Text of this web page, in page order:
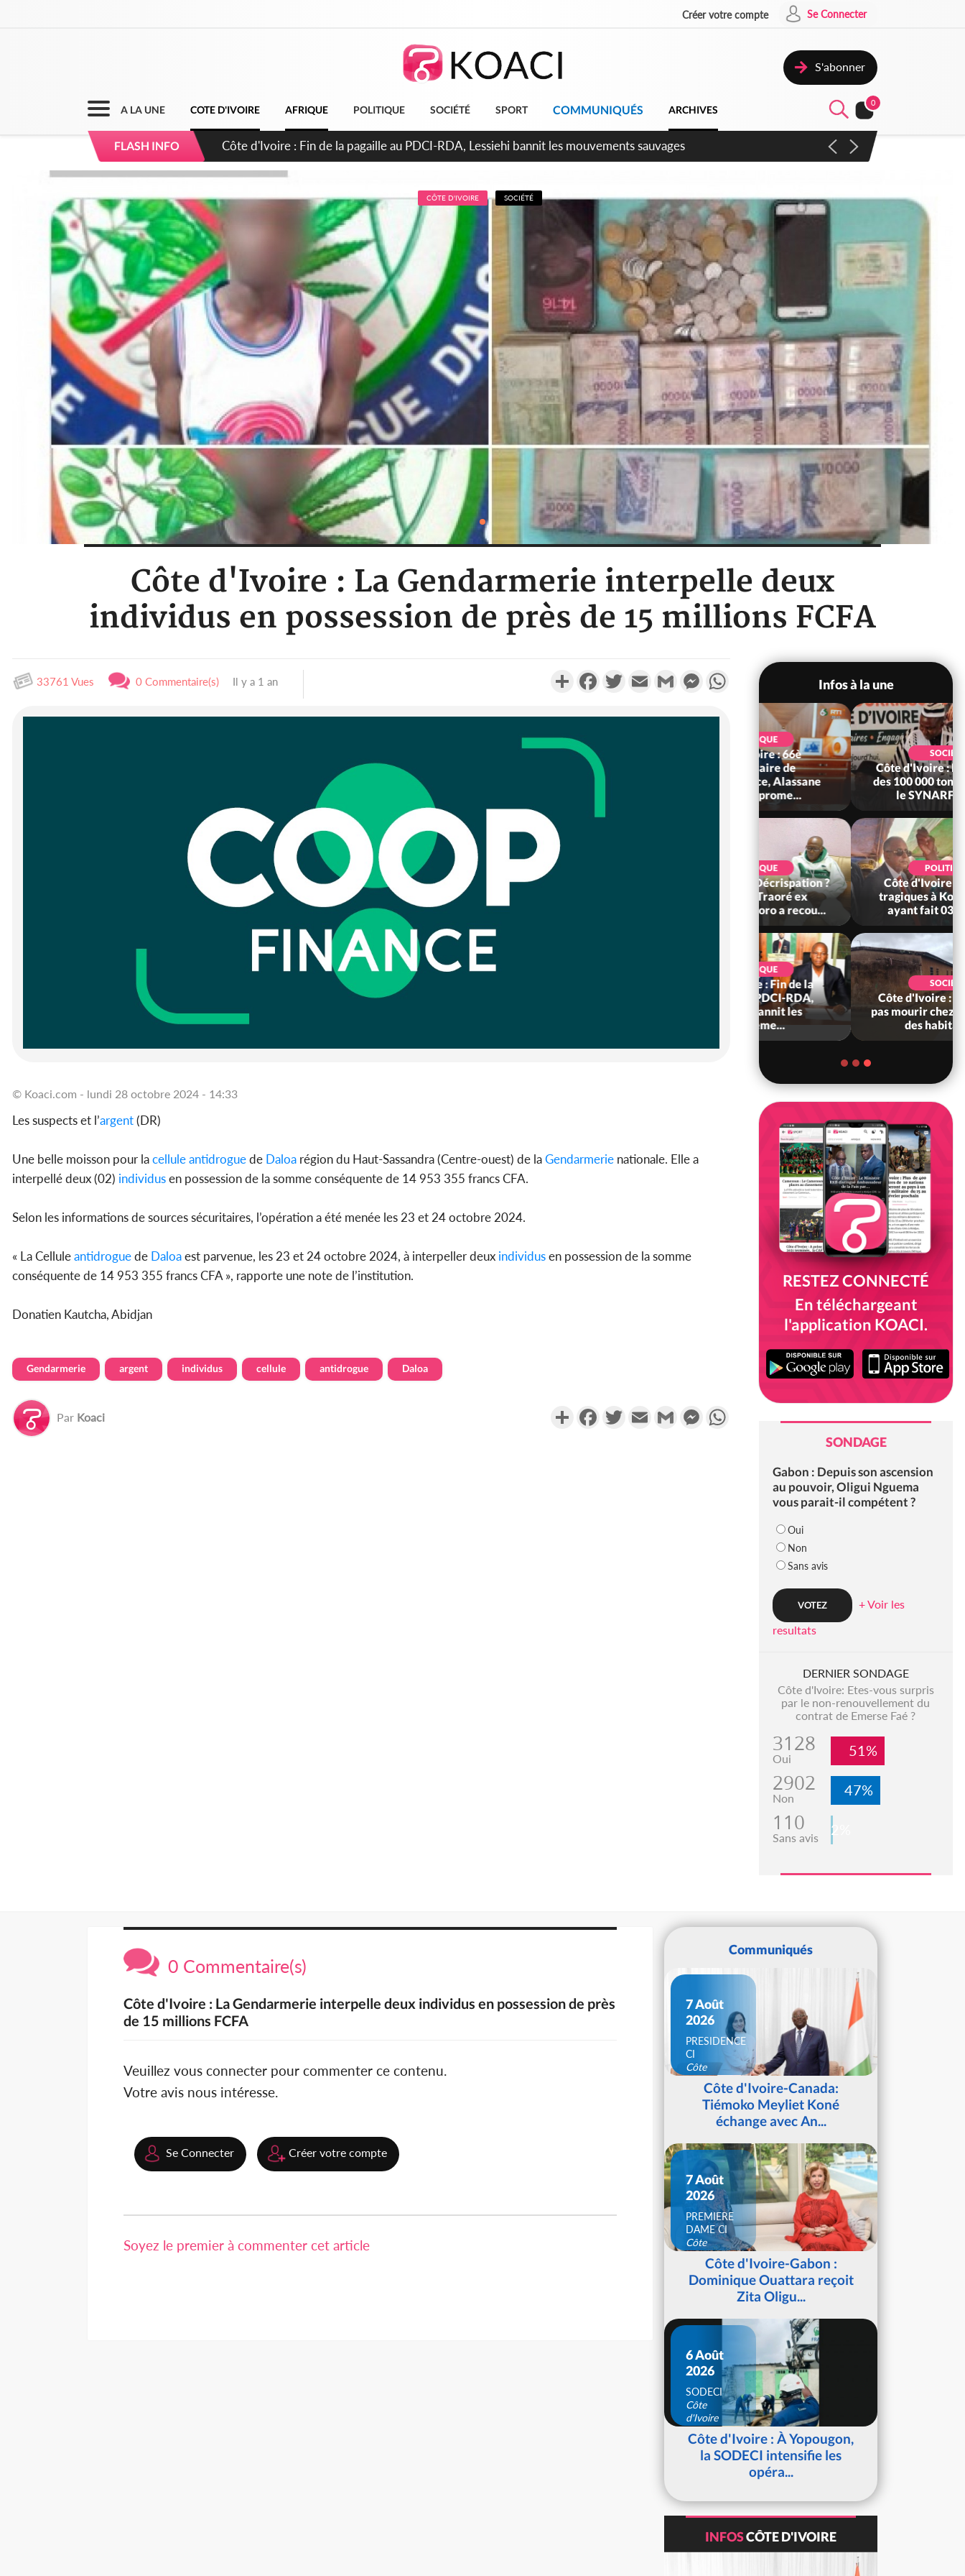
Créer votre compte Se Connecter
S'abonner
A LA UNE COTE D'IVOIRE AFRIQUE POLITIQUE SOCIÉTÉ SPORT COMMUNIQUÉS ARCHIVES
0
FLASH INFO Côte d'Ivoire : Fin de la pagaille au PDCI-RDA, Lessiehi bannit les mouvements sauvages
CÔTE D'IVOIRE SOCIÉTÉ
Côte d'Ivoire : La Gendarmerie interpelle deux
individus en possession de près de 15 millions FCFA
33761 Vues 0 Commentaire(s) Il y a 1 an PartagerFacebookTwitterEmail Gmail MessengerWhatsApp
© Koaci.com - lundi 28 octobre 2024 - 14:33
Les suspects et l’argent(DR)
Une belle moisson pour lacelluleantidroguede Daloa région du Haut-Sassandra (Centre-ouest) de laGendarmerie nationale. Elle a
interpellé deux (02) individusen possession de la somme conséquente de 14 953 355 francs CFA.
Selon les informations de sources sécuritaires, l’opération a été menée les 23 et 24 octobre 2024.
« La Celluleantidroguede Daloaest parvenue, les 23 et 24 octobre 2024, à interpeller deux individusen possession de la somme
conséquente de 14 953 355 francs CFA », rapporte une note de l’institution.
Donatien Kautcha, Abidjan
Gendarmerie argent individus cellule antidrogue Daloa
Par Koaci PartagerFacebookTwitterEmail Gmail Messenger
Infos à la une
d'absence de Biya, Hiram
Iyodi appelle le conseil
SOCIÉTÉ
Côte d'Ivoire : Ouattara
promet des sanctions contre
les déguerpissements i...
Côte d'Ivoire : Fête nationale,
l'indépendance, Alassane
SOCIÉTÉ
Côte d'Ivoire : Fin du rachat
des 100 000 tonnes de cacao,
le SYNARFA-CI co...
POLITIQUE
Côte d'Ivoire : Violences
tragiques à Kossandji (Mé)
ayant fait 03 morts, A...
SOCIÉTÉ
Côte d'Ivoire : « On ne veut
pas mourir chez nous », crient
des habitants d...
RESTEZ CONNECTÉ
En téléchargeant
l'application KOACI.
SONDAGE
Gabon : Depuis son ascension
au pouvoir, Oligui Nguema
vous parait-il compétent ?
Oui
Non
Sans avis
+ Voir les
resultats
DERNIER SONDAGE
Côte d'Ivoire: Etes-vous surpris
par le non-renouvellement du
contrat de Emerse Faé ?
3128
Oui 51%
2902
Non 47%
110
Sans avis 2%
0 Commentaire(s)
Côte d'Ivoire : La Gendarmerie interpelle deux individus en possession de près
de 15 millions FCFA
Veuillez vous connecter pour commenter ce contenu.
Votre avis nous intéresse.
Se Connecter Créer votre compte
Soyez le premier à commenter cet article
Communiqués
7 Août
2026
PRESIDENCE
CI
Côte
d'IvoireCôte d'Ivoire-Canada:
Tiémoko Meyliet Koné
échange avec An...
7 Août
2026
PREMIERE
DAME CI
Côte
d'IvoireCôte d'Ivoire-Gabon :
Dominique Ouattara reçoit
Zita Oligu...
6 Août
2026
SODECI
Côte
d'Ivoire
Côte d'Ivoire : À Yopougon,
la SODECI intensifie les
opéra...
INFOSCÔTE D'IVOIRE